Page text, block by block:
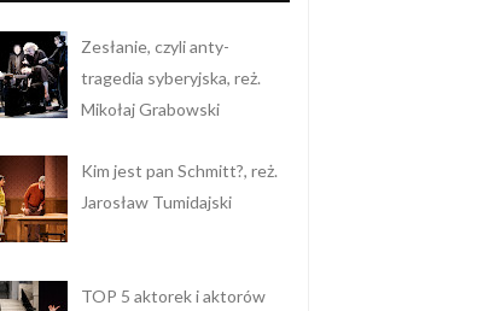
Zesłanie, czyli anty-
tragedia syberyjska, reż.
Mikołaj Grabowski
Kim jest pan Schmitt?, reż.
Jarosław Tumidajski
TOP 5 aktorek i aktorów